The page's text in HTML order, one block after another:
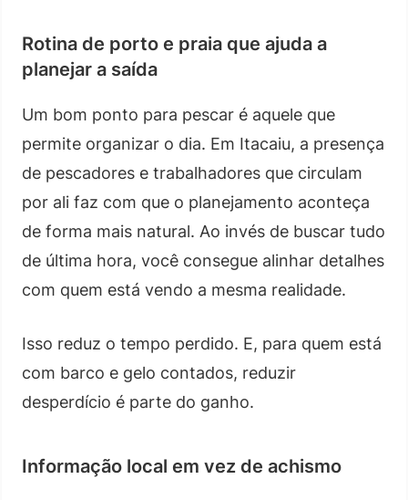
Rotina de porto e praia que ajuda a
planejar a saída
Um bom ponto para pescar é aquele que
permite organizar o dia. Em Itacaiu, a presença
de pescadores e trabalhadores que circulam
por ali faz com que o planejamento aconteça
de forma mais natural. Ao invés de buscar tudo
de última hora, você consegue alinhar detalhes
com quem está vendo a mesma realidade.
Isso reduz o tempo perdido. E, para quem está
com barco e gelo contados, reduzir
desperdício é parte do ganho.
Informação local em vez de achismo